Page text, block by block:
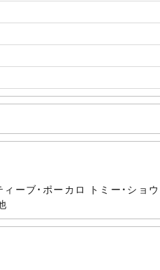
ブ・ポーカロ トミー・ショ